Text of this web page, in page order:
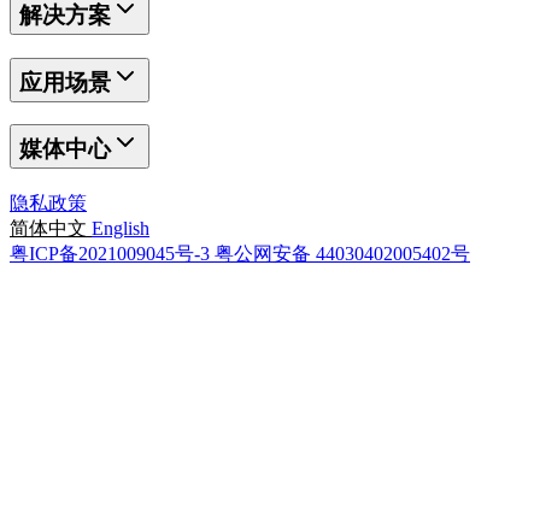
解决方案
应用场景
媒体中心
隐私政策
简体中文 English
粤ICP备2021009045号-3 粤公网安备 44030402005402号